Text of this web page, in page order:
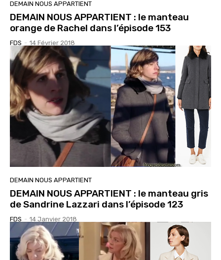
DEMAIN NOUS APPARTIENT
DEMAIN NOUS APPARTIENT : le manteau
orange de Rachel dans l’épisode 153
FDS - 14 Février 2018
DEMAIN NOUS APPARTIENT
DEMAIN NOUS APPARTIENT : le manteau gris
de Sandrine Lazzari dans l’épisode 123
FDS - 14 Janvier 2018